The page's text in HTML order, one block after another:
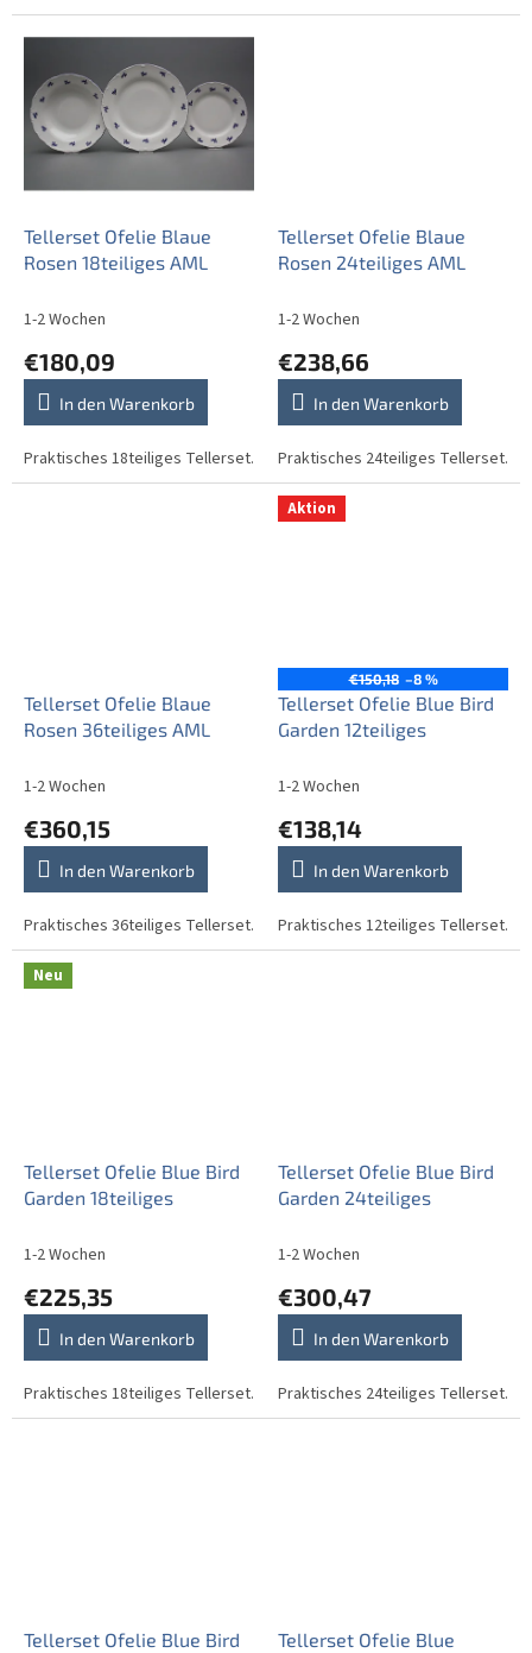
rosafarbenen Rosen, eleganter
Reliefprägung und opulenter,
handbemalter Goldstaffage.
Tellerset Ofelie Blaue
Rosen 18teiliges AML
1-2 Wochen
€180,09
In den Warenkorb
Praktisches 18teiliges Tellerset.
Tellerset Ofelie Blaue
Rosen 24teiliges AML
1-2 Wochen
€238,66
In den Warenkorb
Praktisches 24teiliges Tellerset.
Tellerset Ofelie Blaue
Rosen 36teiliges AML
1-2 Wochen
€360,15
In den Warenkorb
Praktisches 36teiliges Tellerset.
Aktion
€150,18 –8 %
Tellerset Ofelie Blue Bird
Garden 12teiliges
1-2 Wochen
€138,14
In den Warenkorb
Praktisches 12teiliges Tellerset.
Neu
Tellerset Ofelie Blue Bird
Garden 18teiliges
1-2 Wochen
€225,35
In den Warenkorb
Praktisches 18teiliges Tellerset.
Tellerset Ofelie Blue Bird
Garden 24teiliges
1-2 Wochen
€300,47
In den Warenkorb
Praktisches 24teiliges Tellerset.
Tellerset Ofelie Blue Bird
Tellerset Ofelie Blue